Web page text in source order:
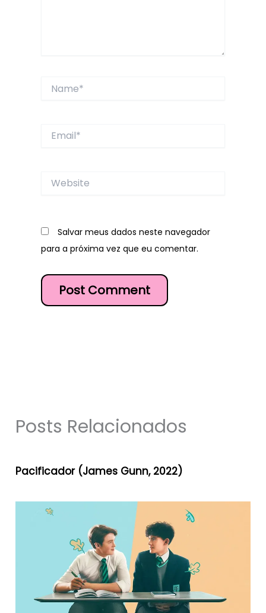
Website
Salvar meus dados neste navegador
para a próxima vez que eu comentar.
Posts Relacionados
Pacificador (James Gunn, 2022)